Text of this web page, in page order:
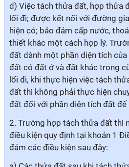
d) Việc tách thửa đất, hợp thửa
lối đi; được kết nối với đường
hiện có; bảo đảm cấp nước,
thiết khác một cách hợp lý.
đất dành một phần diện tích
đất có đất ở và đất khác trong
lối đi, khi thực hiện việc tách
đất thì không phải thực hiện
đất đối với phần diện tích đất để
2. Trường hợp tách thửa đất thì
điều kiện quy định tại khoản 1
đảm các điều kiện sau đây: